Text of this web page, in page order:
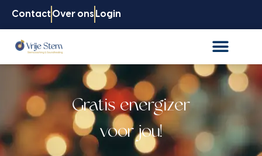
Contact Over ons Login
Gratis energizer
voor jou!